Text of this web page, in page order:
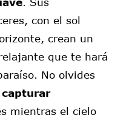
con el sol
crean un
que te hará
No olvides
mientras el cielo